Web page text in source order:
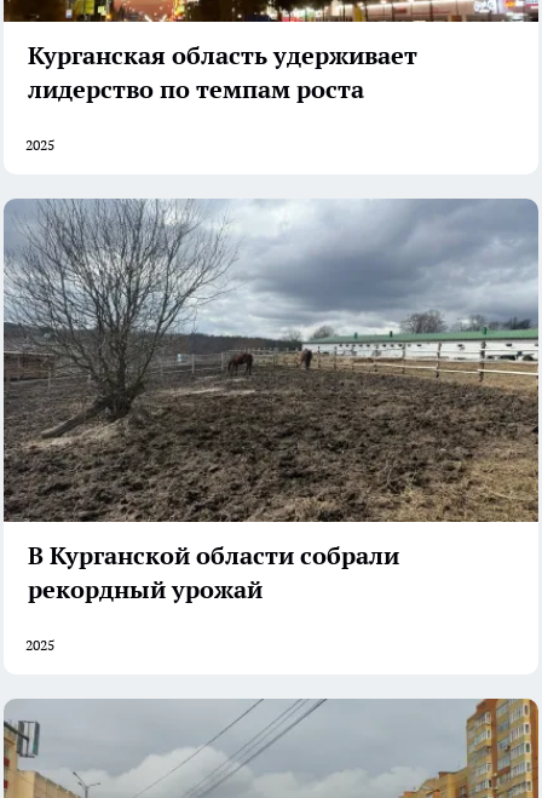
Курганская область удерживает
лидерство по темпам роста
2025
В Курганской области собрали
рекордный урожай
2025